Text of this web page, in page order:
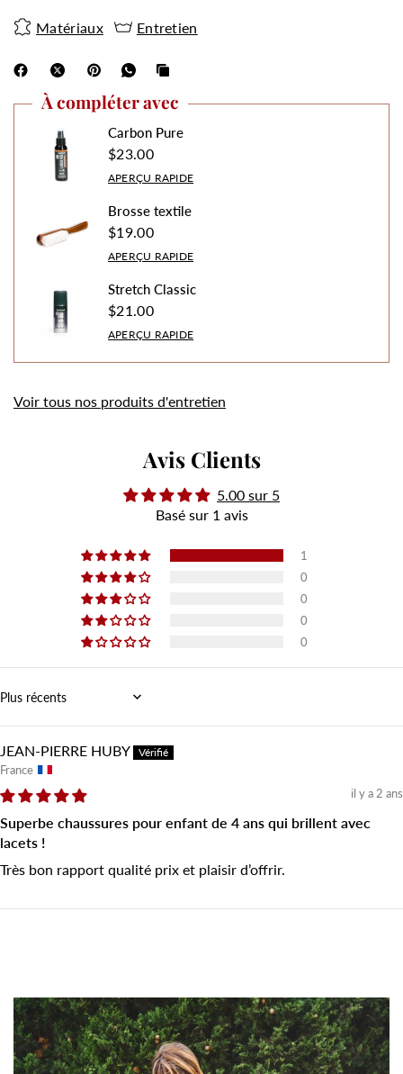
Matériaux Entretien
À compléter avec
Carbon Pure
$23.00
APERÇU RAPIDE
Brosse textile
$19.00
APERÇU RAPIDE
Stretch Classic
$21.00
APERÇU RAPIDE
Voir tous nos produits d'entretien
Avis Clients
5.00 sur 5
Basé sur 1 avis
1
0
0
0
0
Sort by
JEAN-PIERRE HUBY
France
il y a 2 ans
Superbe chaussures pour enfant de 4 ans qui brillent avec
lacets !
Très bon rapport qualité prix et plaisir d’offrir.